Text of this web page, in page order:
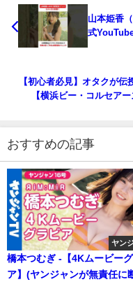
山本姫香
式
【初心者必見】オタクが
【横浜ビー・コルセア
おすすめの記事
ヤン
橋本つむぎ -【4Kムービー
ア】(ヤンジャンが無責任に